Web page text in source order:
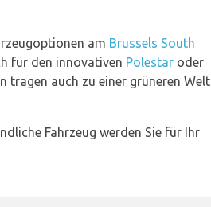
am Brussels South
für den innovativen Polestar oder
tragen auch zu einer grüneren Welt
Fahrzeug werden Sie für Ihr